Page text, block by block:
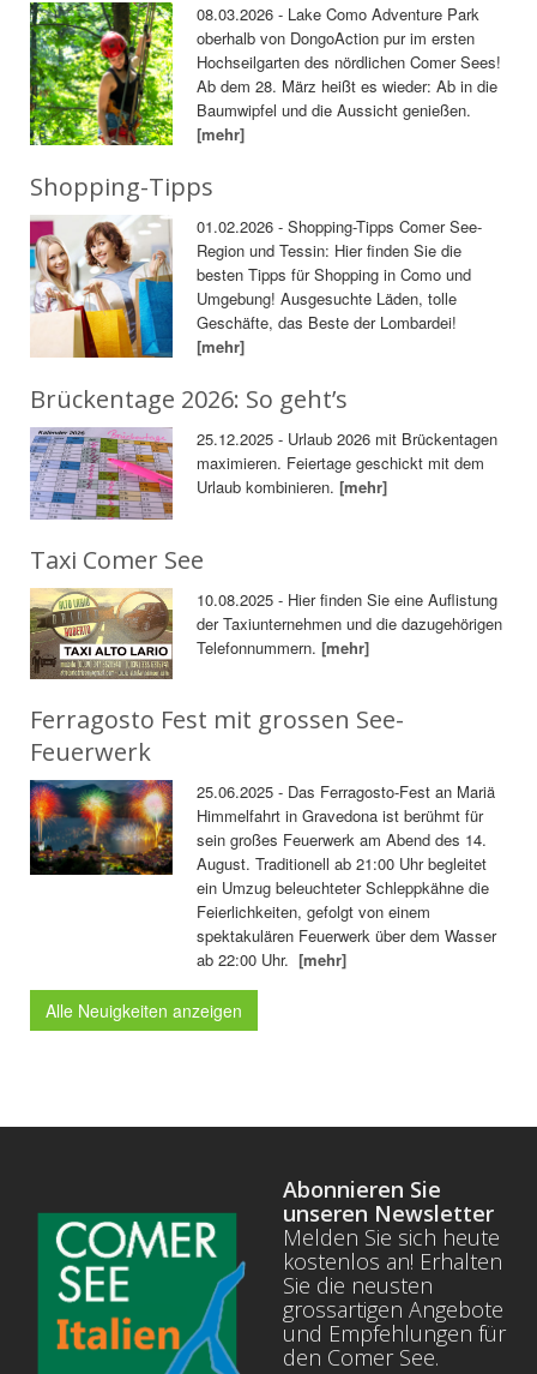
08.03.2026 - Lake Como Adventure Park
oberhalb von DongoAction pur im ersten
Hochseilgarten des nördlichen Comer Sees!
Ab dem 28. März heißt es wieder: Ab in die
Baumwipfel und die Aussicht genießen.
[mehr]
Shopping-Tipps
01.02.2026 - Shopping-Tipps Comer See-
Region und Tessin: Hier finden Sie die
besten Tipps für Shopping in Como und
Umgebung! Ausgesuchte Läden, tolle
Geschäfte, das Beste der Lombardei!
[mehr]
Brückentage 2026: So geht’s
25.12.2025 - Urlaub 2026 mit Brückentagen
maximieren. Feiertage geschickt mit dem
Urlaub kombinieren.[mehr]
Taxi Comer See
10.08.2025 - Hier finden Sie eine Auflistung
der Taxiunternehmen und die dazugehörigen
Telefonnummern.[mehr]
Ferragosto Fest mit grossen See-
Feuerwerk
25.06.2025 - Das Ferragosto-Fest an Mariä
Himmelfahrt in Gravedona ist berühmt für
sein großes Feuerwerk am Abend des 14.
August. Traditionell ab 21:00 Uhr begleitet
ein Umzug beleuchteter Schleppkähne die
Feierlichkeiten, gefolgt von einem
spektakulären Feuerwerk über dem Wasser
ab 22:00 Uhr.[mehr]
Alle Neuigkeiten anzeigen
Abonnieren Sie
unseren Newsletter
Melden Sie sich heute
kostenlos an! Erhalten
Sie die neusten
grossartigen Angebote
und Empfehlungen für
den Comer See.